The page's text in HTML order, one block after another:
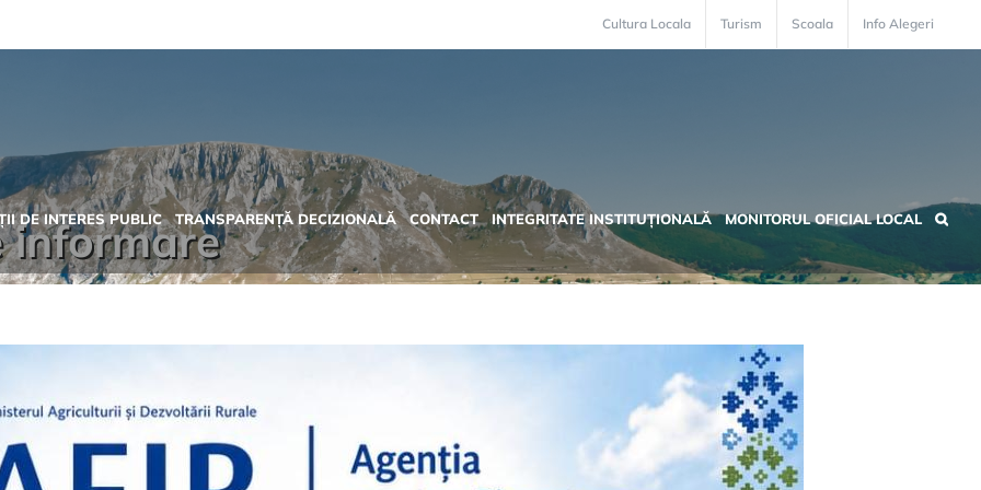
Cultura Locala Turism Scoala Info Alegeri
DE INTERES PUBLIC TRANSPARENȚĂ DECIZIONALĂ CONTACT INTEGRITATE INSTITUȚIONALĂ MONITORUL OFICIAL LOCAL
informare